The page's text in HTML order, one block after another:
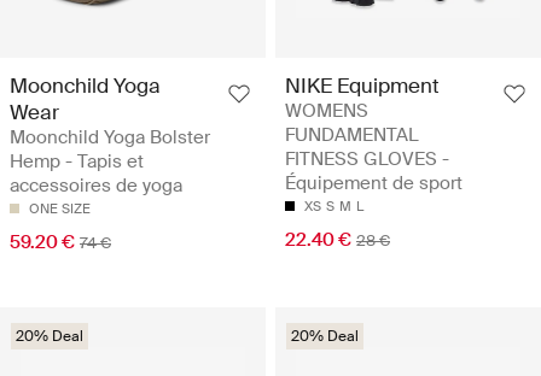
Moonchild Yoga
Wear
Moonchild Yoga Bolster
Hemp - Tapis et
accessoires de yoga
ONE SIZE
59.20 € 74 €
NIKE Equipment
WOMENS
FUNDAMENTAL
FITNESS GLOVES -
Équipement de sport
XS S M L
22.40 € 28 €
20% Deal 20% Deal